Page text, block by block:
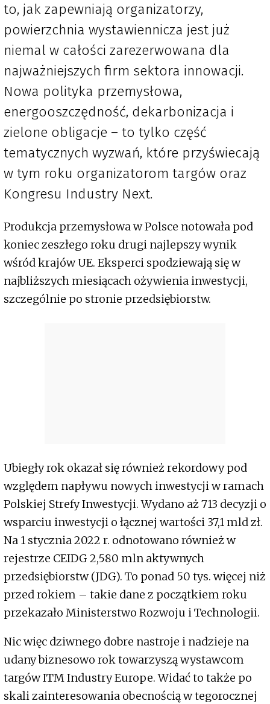
to, jak zapewniają organizatorzy,
powierzchnia wystawiennicza jest już
niemal w całości zarezerwowana dla
najważniejszych firm sektora innowacji.
Nowa polityka przemysłowa,
energooszczędność, dekarbonizacja i
zielone obligacje – to tylko część
tematycznych wyzwań, które przyświecają
w tym roku organizatorom targów oraz
Kongresu Industry Next.
Produkcja przemysłowa w Polsce notowała pod
koniec zeszłego roku drugi najlepszy wynik
wśród krajów UE. Eksperci spodziewają się w
najbliższych miesiącach ożywienia inwestycji,
szczególnie po stronie przedsiębiorstw.
Ubiegły rok okazał się również rekordowy pod
względem napływu nowych inwestycji w ramach
Polskiej Strefy Inwestycji. Wydano aż 713 decyzji o
wsparciu inwestycji o łącznej wartości 37,1 mld zł.
Na 1 stycznia 2022 r. odnotowano również w
rejestrze CEIDG 2,580 mln aktywnych
przedsiębiorstw (JDG). To ponad 50 tys. więcej niż
przed rokiem – takie dane z początkiem roku
przekazało Ministerstwo Rozwoju i Technologii.
Nic więc dziwnego dobre nastroje i nadzieje na
udany biznesowo rok towarzyszą wystawcom
targów ITM Industry Europe. Widać to także po
skali zainteresowania obecnością w tegorocznej